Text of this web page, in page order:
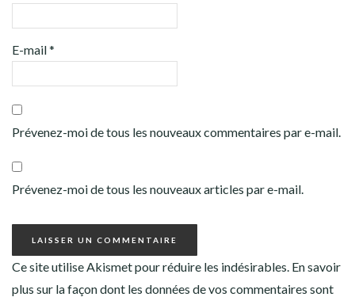
E-mail*
Prévenez-moi de tous les nouveaux commentaires par e-mail.
Prévenez-moi de tous les nouveaux articles par e-mail.
Ce site utilise Akismet pour réduire les indésirables. En savoir
plus sur la façon dont les données de vos commentaires sont